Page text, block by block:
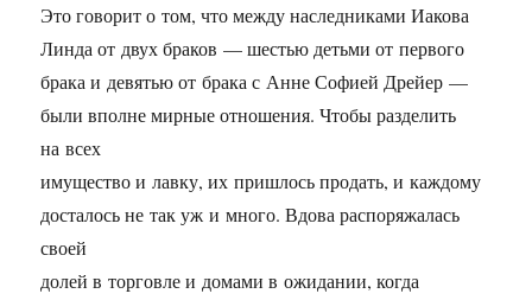
Это говорит о том, что между наследниками Иакова
Линда от двух браков — шестью детьми от первого
брака и девятью от брака с Анне Софией Дрейер —
были вполне мирные отношения. Чтобы разделить
на всех
имущество и лавку, их пришлось продать, и каждому
досталось не так уж и много. Вдова распоряжалась
своей
долей в торговле и домами в ожидании, когда